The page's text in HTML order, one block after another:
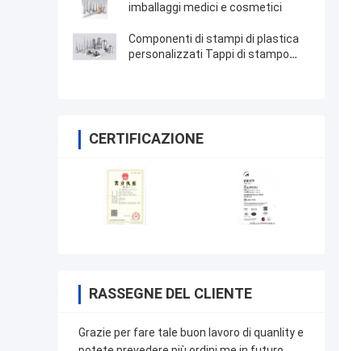
imballaggi medici e cosmetici
Componenti di stampi di plastica
personalizzati Tappi di stampo
CERTIFICAZIONE
RASSEGNE DEL CLIENTE
Grazie per fare tale buon lavoro di quanlity e